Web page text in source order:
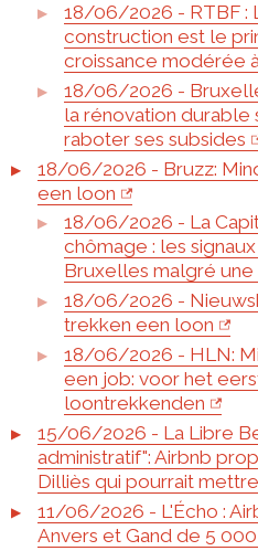
18/06/2026 - RTBF :
construction est le
croissance modérée
18/06/2026 -
la rénovation durable
raboter ses subsides
18/06/2026 - Bruzz:
een loon
18/06/2026 - La
chômage : les
Bruxelles malgré
18/06/2026 -
trekken een loon
18/06/2026 - HLN:
een job: voor het
loontrekkenden
15/06/2026 - La Libre
administratif": Airbnb
Dilliès qui pourrait
11/06/2026 - L'Écho :
Anvers et Gand de 5